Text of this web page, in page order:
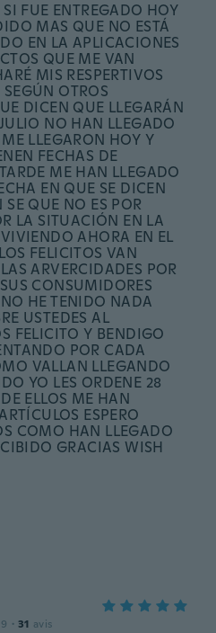
FUE ENTREGADO HOY
MAS QUE NO ESTÁ
EN LA APLICACIONES
QUE ME VAN
MIS RESPERTIVOS
OTROS
DICEN QUE LLEGARÁN
NO HAN LLEGADO
LLEGARON HOY Y
FECHAS DE
ME HAN LLEGADO
EN QUE SE DICEN
SE QUE NO ES POR
LA SITUACIÓN EN LA
AHORA EN EL
FELICITOS VAN
ARVERCIDADES POR
CONSUMIDORES
HE TENIDO NADA
USTEDES AL
FELICITO Y BENDIGO
POR CADA
VALLAN LLEGANDO
YO LES ORDENE 28
ELLOS ME HAN
ESPERO
COMO HAN LLEGADO
GRACIAS WISH
· 31 avis